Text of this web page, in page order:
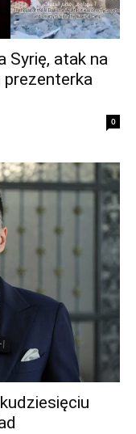
Syrię, atak na
prezenterka
0